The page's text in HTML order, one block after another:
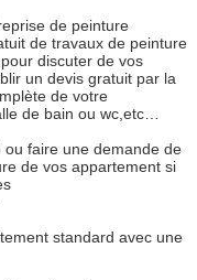
de peinture
de travaux de peinture
discuter de vos
un devis gratuit par la
de votre
de bain ou wc,etc…
faire une demande de
de vos appartement si
standard avec une